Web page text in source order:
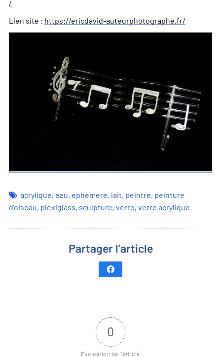
/
Lien site : https://ericdavid-auteurphotographe.fr/
acrylique, eau, ephemere, lait, peintre, peinture
d'oiseau, plexiglass, sculpture, verre, verre acrylique
Partager l’article
0
Évaluation de l'article